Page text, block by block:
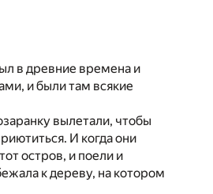
в древние времена и
и были там всякие
вылетали, чтобы
И когда они
остров, и поели и
к дереву, на котором